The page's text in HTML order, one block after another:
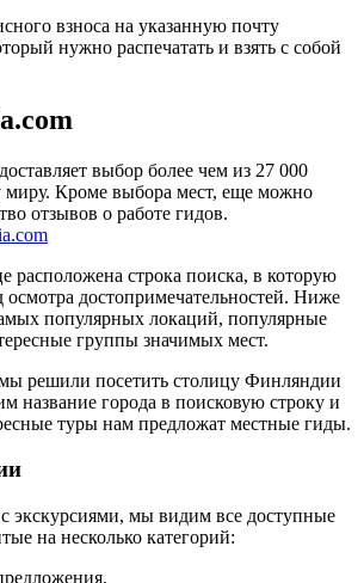
взноса на указанную почту
нужно распечатать и взять с собой
выбор более чем из 27 000
миру. Кроме выбора мест, еще можно
отзывов о работе гидов.
расположена строка поиска, в которую
осмотра достопримечательностей. Ниже
популярных локаций, популярные
группы значимых мест.
решили посетить столицу Финляндии
название города в поисковую строку и
туры нам предложат местные гиды.
экскурсиями, мы видим все доступные
на несколько категорий: